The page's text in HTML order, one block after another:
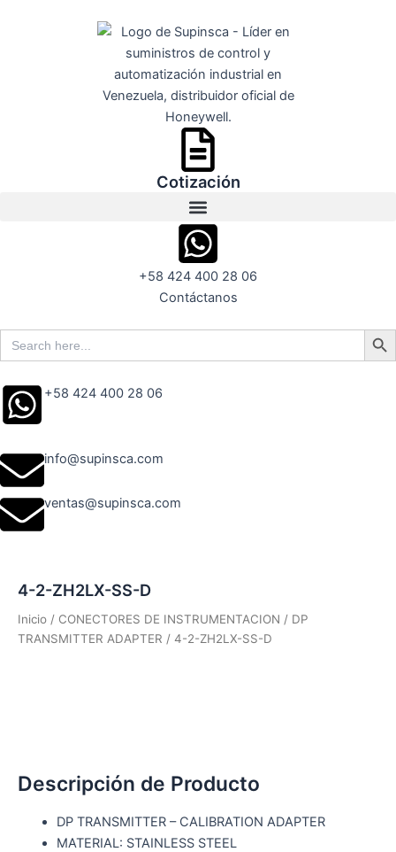
Cotización
+58 424 400 28 06
Contáctanos
Search
for:
Search
+58 424 400 28 06
info@supinsca.com
ventas@supinsca.com
4-2-ZH2LX-SS-D
Inicio / CONECTORES DE INSTRUMENTACION / DP
TRANSMITTER ADAPTER / 4-2-ZH2LX-SS-D
Descripción de Producto
DP TRANSMITTER – CALIBRATION ADAPTER
MATERIAL: STAINLESS STEEL